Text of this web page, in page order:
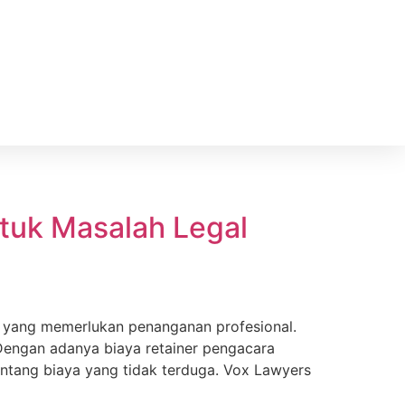
Masalah Legal
memerlukan penanganan profesional.
adanya biaya retainer pengacara
biaya yang tidak terduga. Vox Lawyers